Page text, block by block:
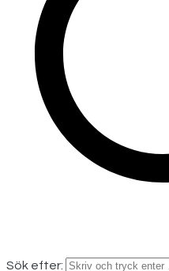
Sök efter: